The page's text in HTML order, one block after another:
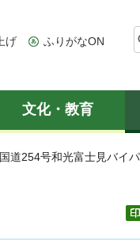
げ ふりがなON
文化・教育
道254号和光富士見バイ